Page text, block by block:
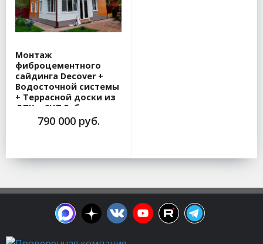
Монтаж
фиброцементного
сайдинга Decover +
Водосточной системы
+ Террасной доски из
ДПК в СНТ Рубеж
790 000 руб.